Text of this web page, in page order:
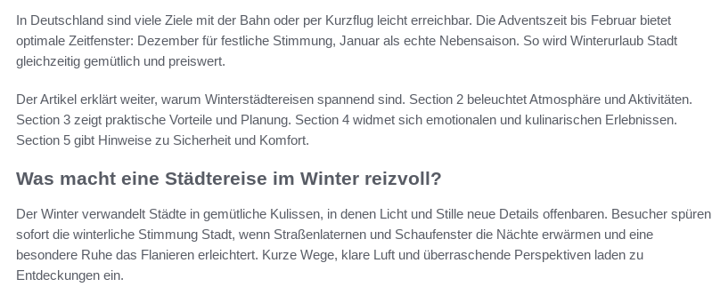
In Deutschland sind viele Ziele mit der Bahn oder per Kurzflug leicht erreichbar. Die Adventszeit bis Februar bietet
optimale Zeitfenster: Dezember für festliche Stimmung, Januar als echte Nebensaison. So wird Winterurlaub Stadt
gleichzeitig gemütlich und preiswert.
Der Artikel erklärt weiter, warum Winterstädtereisen spannend sind. Section 2 beleuchtet Atmosphäre und Aktivitäten.
Section 3 zeigt praktische Vorteile und Planung. Section 4 widmet sich emotionalen und kulinarischen Erlebnissen.
Section 5 gibt Hinweise zu Sicherheit und Komfort.
Was macht eine Städtereise im Winter reizvoll?
Der Winter verwandelt Städte in gemütliche Kulissen, in denen Licht und Stille neue Details offenbaren. Besucher spüren
sofort die winterliche Stimmung Stadt, wenn Straßenlaternen und Schaufenster die Nächte erwärmen und eine
besondere Ruhe das Flanieren erleichtert. Kurze Wege, klare Luft und überraschende Perspektiven laden zu
Entdeckungen ein.